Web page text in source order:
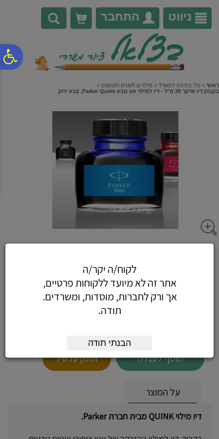
נגישות
אתר
המרכזי
ניווט התחבר 0
ראשי > כלי כתיבה למשרד > מילויים לעטים ולטושים >
בקבוק דיו פרקר 30 מ"ל - דיו למילוי עט נובע Parker Quink, צבע ירוק
Parker Quink, צבע ירוק
הוסף לעגלה הזמן עכשיו
על המוצר
דיו מילוי QUINK מבית חברת Parker.
לקוח/ה יקר/ה
אתר זה לא מיועד ללקוחות פרטיים,
אך ורק לחברות, מוסדות, ומשרדים.
תודה.
הבנתי תודה